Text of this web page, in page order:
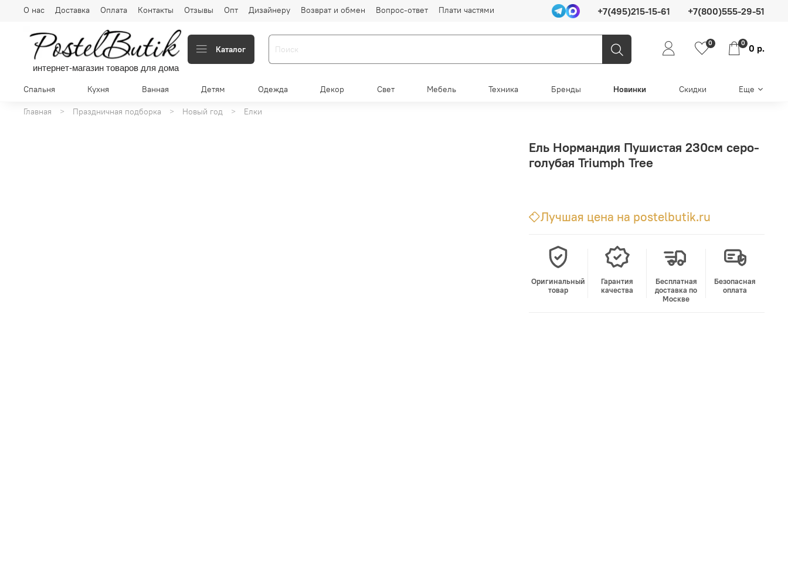
О нас Доставка Оплата Контакты Отзывы Опт Дизайнеру Возврат и обмен Вопрос-ответ Плати частями +7(495)215-15-61 +7(800)555-29-51
интернет-магазин товаров для дома
Каталог
0 0 0 р.
Спальня Кухня Ванная Детям Одежда Декор Свет Мебель Техника Бренды Новинки Скидки Еще
Главная Праздничная подборка Новый год Елки
Ель Нормандия Пушистая 230см серо-
голубая Triumph Tree
Лучшая цена на postelbutik.ru
Оригинальный
товар
Гарантия
качества
Бесплатная
доставка по
Москве
Безопасная
оплата